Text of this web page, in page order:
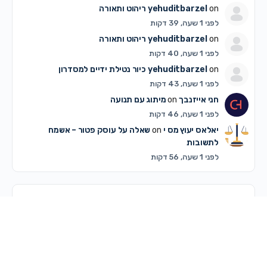
yehuditbarzelon ריהוט ותאורה
לפני 1 שעה, 39 דקות
yehuditbarzelon ריהוט ותאורה
לפני 1 שעה, 40 דקות
yehuditbarzelon כיור נטילת ידיים למסדרון
לפני 1 שעה, 43 דקות
חני אייזנבךon מיתוג עם תנועה
לפני 1 שעה, 46 דקות
יאלאס יעוץ מס י
שאלה על עוסק פטור – אשמח
לתשובות
לפני 1 שעה, 56 דקות